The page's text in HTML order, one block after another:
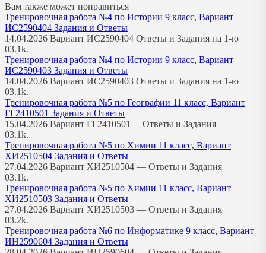
Вам также может понравиться
Тренировочная работа №4 по Истории 9 класс, Вариант
ИС2590404 Задания и Ответы
14.04.2026 Вариант ИС2590404 Ответы и Задания на 1-ю
03.1k.
Тренировочная работа №4 по Истории 9 класс, Вариант
ИС2590403 Задания и Ответы
14.04.2026 Вариант ИС2590403 Ответы и Задания на 1-ю
03.1k.
Тренировочная работа №5 по Географии 11 класс, Вариант
ГГ2410501 Задания и Ответы
15.04.2026 Вариант ГГ2410501— Ответы и Задания
03.1k.
Тренировочная работа №5 по Химии 11 класс, Вариант
ХИ2510504 Задания и Ответы
27.04.2026 Вариант ХИ2510504 — Ответы и Задания
03.1k.
Тренировочная работа №5 по Химии 11 класс, Вариант
ХИ2510503 Задания и Ответы
27.04.2026 Вариант ХИ2510503 — Ответы и Задания
03.2k.
Тренировочная работа №6 по Информатике 9 класс, Вариант
ИН2590604 Задания и Ответы